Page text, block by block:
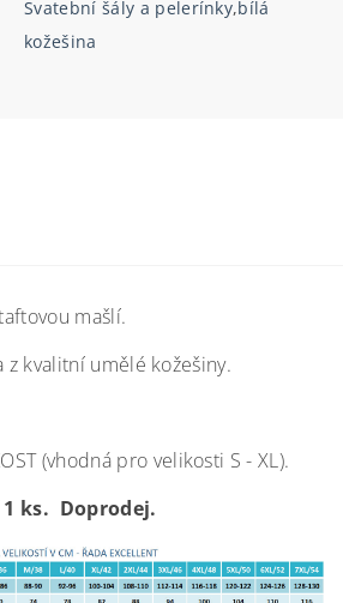
Svatební šály a pelerínky,bílá
kožešina
mašlí.
z kvalitní umělé kožešiny.
(vhodná pro velikosti S - XL).
ks. Doprodej.